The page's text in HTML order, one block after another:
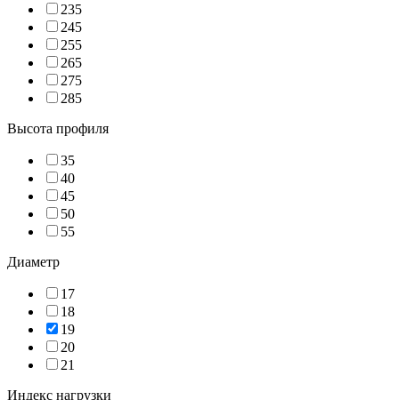
235
245
255
265
275
285
Высота профиля
35
40
45
50
55
Диаметр
17
18
19
20
21
Индекс нагрузки